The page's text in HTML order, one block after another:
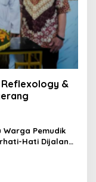
Reflexology &
Warga Pemudik
Hati Dijalan
Kecelakaan